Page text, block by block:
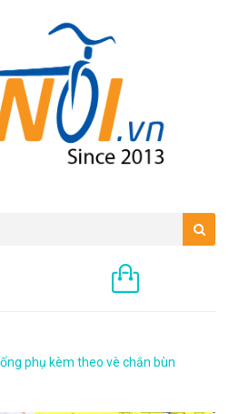
phụ kèm theo vè chắn bùn